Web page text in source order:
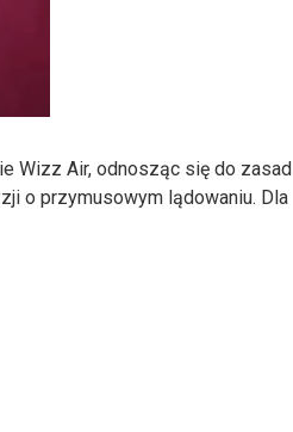
Wizz Air, odnosząc się do zasad
o przymusowym lądowaniu. Dla